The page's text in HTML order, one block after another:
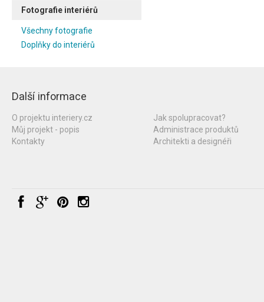
Fotografie interiérů
Všechny fotografie
Doplňky do interiérů
Další informace
O projektu interiery.cz
Můj projekt - popis
Kontakty
Jak spolupracovat?
Administrace produktů
Architekti a designéři